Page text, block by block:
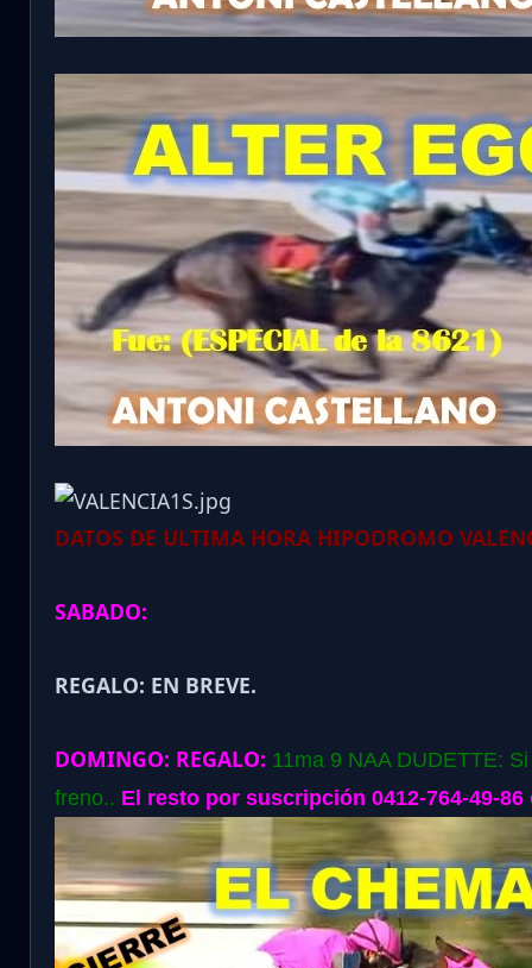
DATOS DE ULTIMA HORA HIPODROMO
SABADO:
REGALO: EN BREVE.
DOMINGO: REGALO: 11ma 9 NAA DUDETTE:
freno.. El resto por suscripción 0412-764-49-